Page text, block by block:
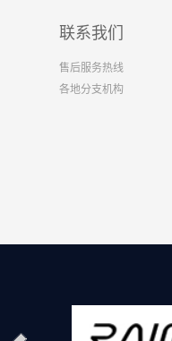
联系我们
售后服务热线
各地分支机构